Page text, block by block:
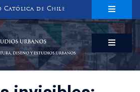
Católica de Chile
URBANOS
DISEÑO Y ESTUDIOS URBANOS